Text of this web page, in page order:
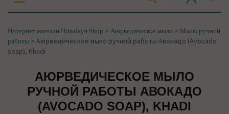
Интернет магазин Himalaya Shop > Аюрведическое мыло > Мыло ручной
работы > Аюрведическое мыло ручной работы Авокадо (Avocado
soap), Khadi
АЮРВЕДИЧЕСКОЕ МЫЛО
РУЧНОЙ РАБОТЫ АВОКАДО
(AVOCADO SOAP), KHADI